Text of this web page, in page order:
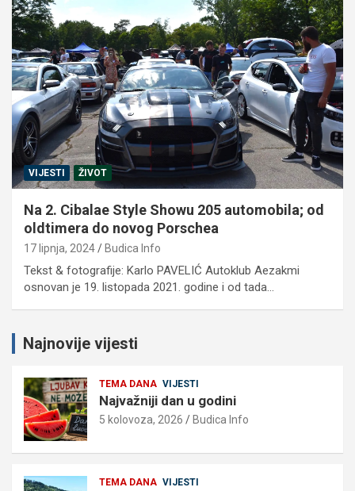
VIJESTI ŽIVOT
Na 2. Cibalae Style Showu 205 automobila; od
oldtimera do novog Porschea
17 lipnja, 2024 Budica Info
Tekst & fotografije: Karlo PAVELIĆ Autoklub Aezakmi
osnovan je 19. listopada 2021. godine i od tada…
Najnovije vijesti
TEMA DANA VIJESTI
Najvažniji dan u godini
5 kolovoza, 2026 Budica Info
TEMA DANA VIJESTI